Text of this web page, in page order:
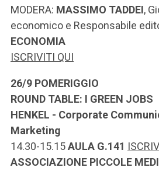
MODERA: MASSIMO TADDEI,
economico e Responsabile
ECONOMIA
ISCRIVITI QUI
26/9 POMERIGGIO
ROUND TABLE: I GREEN JOBS
HENKEL - Corporate
Marketing
14.30-15.15AULA G.141
ASSOCIAZIONE PICCOLE